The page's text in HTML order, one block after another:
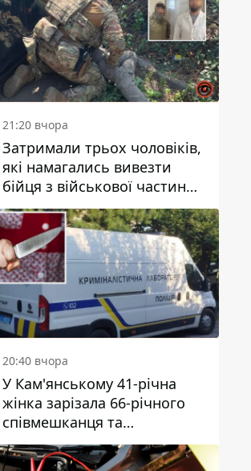
21:20 вчора
Затримали трьох чоловіків,
які намагались вивезти
бійця з військової частини
до Дніпра за 7 тисяч
доларів: серед них був лікар
20:40 вчора
У Кам'янському 41-річна
жінка зарізала 66-річного
співмешканця та
намагалась обманути
поліцейських